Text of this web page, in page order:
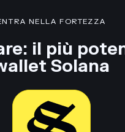
NELLA FORTEZZA
il più
Solana